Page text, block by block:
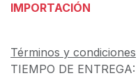
IMPORTACIÓN
Términos y condiciones
TIEMPO DE ENTREGA: